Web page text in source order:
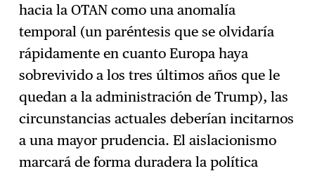
hacia la OTAN como una anomalía
temporal (un paréntesis que se olvidaría
rápidamente en cuanto Europa haya
sobrevivido a los tres últimos años que le
quedan a la administración de Trump), las
circunstancias actuales deberían incitarnos
a una mayor prudencia. El aislacionismo
marcará de forma duradera la política